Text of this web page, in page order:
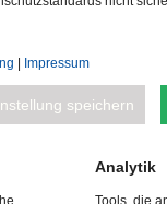
| Impressum
speichern
Analytik
Tools, die